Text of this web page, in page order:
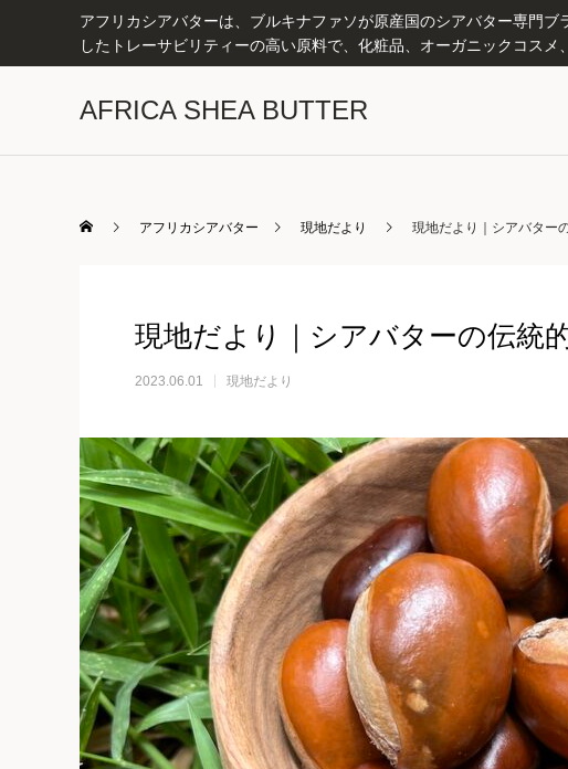
アフリカシアバターは、ブルキナファソが原産国のシアバター専門
したトレーサビリティーの高い原料で、化粧品、オーガニックコス
AFRICA SHEA BUTTER
アフリカシアバター 現地だより 現地だより｜シアバター
現地だより｜シアバターの伝統
2023.06.01 現地だより